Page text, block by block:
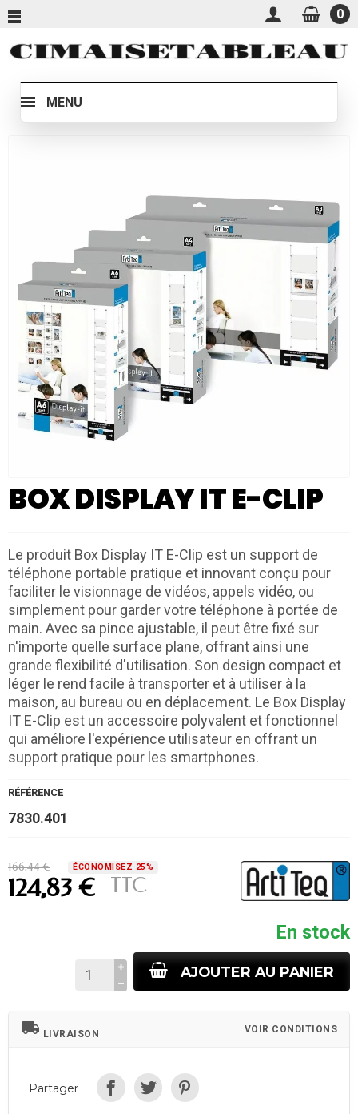
0
MENU
BOX DISPLAY IT E-CLIP
Le produit Box Display IT E-Clip est un support de
téléphone portable pratique et innovant conçu pour
faciliter le visionnage de vidéos, appels vidéo, ou
simplement pour garder votre téléphone à portée de
main. Avec sa pince ajustable, il peut être fixé sur
n'importe quelle surface plane, offrant ainsi une
grande flexibilité d'utilisation. Son design compact et
léger le rend facile à transporter et à utiliser à la
maison, au bureau ou en déplacement. Le Box Display
IT E-Clip est un accessoire polyvalent et fonctionnel
qui améliore l'expérience utilisateur en offrant un
support pratique pour les smartphones.
RÉFÉRENCE
7830.401
166,44 € ÉCONOMISEZ 25%
124,83 € TTC
En stock
AJOUTER AU PANIER
local_shipping LIVRAISON VOIR CONDITIONS
Partager